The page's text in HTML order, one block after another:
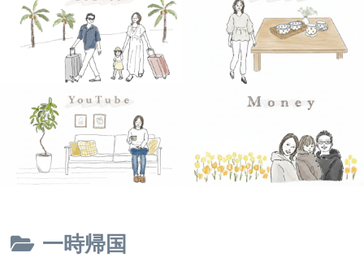
一時帰国